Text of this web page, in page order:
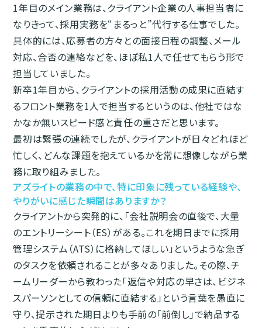
1年目のメイン業務は、クライアント企業の人事担当者に
なりきって、採用実務を“まるっと”代行する仕事でした。
具体的には、応募者の方々との面接日程の調整、メール
対応、合否の連絡などを、ほぼ私1人で任せてもらう形で
担当していました。
新卒1年目から、クライアントの採用活動の成果に直結す
るフロント業務を1人で担当するというのは、他社ではな
かなか無いスピード感と責任の重さだと思います。
最初は緊張の連続でしたが、クライアントが日々どれほど
忙しく、どんな課題を抱えているかを常に想像しながら業
務に取り組みました。
アズライトの業務の中で、特に印象に残っている経験や、
やりがいに感じた瞬間はありますか？
クライアントから突発的に、「会社説明会の直後で、大量
のエントリーシート（ES）がある。これを期日までに採用
管理システム（ATS）に格納してほしい」というような急ぎ
のタスクを依頼されることが多々ありました。その際、チ
ームリーダーから教わった「返信や対応の早さは、ビジネ
スパーソンとしての信頼に直結する」という言葉を愚直に
守り、提示された期日よりも手前の「前倒し」で納品する